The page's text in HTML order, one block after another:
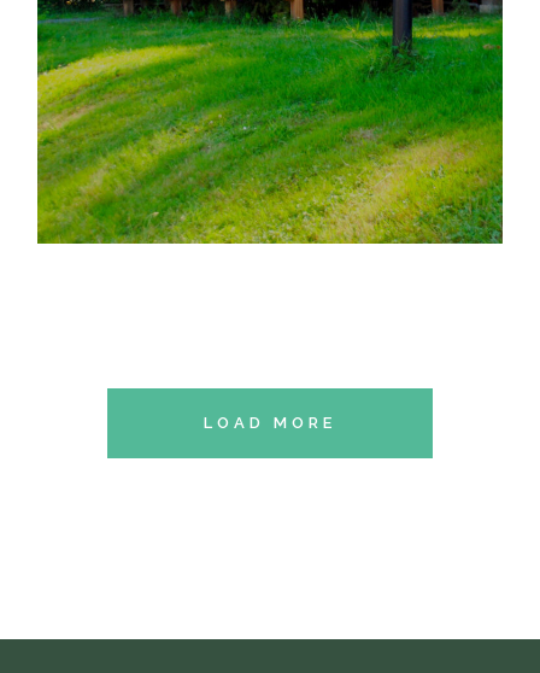
LOAD MORE